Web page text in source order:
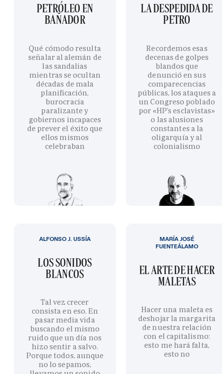
PETRÓLEO EN
BAÑADOR
Qué cómodo resulta
señalar al alemán de
las sandalias
mientras se ocultan
décadas de mala
planificación,
burocracia
paralizante y
gobiernos incapaces
de prever el éxito que
ellos mismos
celebraban
LA DESPEDIDA DE
PETRO
Recordemos esas
decenas de golpes
blandos que
denunció en sus
comparecencias
públicas, los ataques a
un Congreso poblado
por «HP’s esclavistas»
o las alusiones
constantes a la
oligarquía y al
colonialismo
LOS SONIDOS
BLANCOS
Tal vez crecer
consista en eso. En
pasar media vida
buscando el mismo
ruido que un día nos
hizo sentir a salvo.
Porque todos, aunque
no lo sepamos,
ALFONSO J. USSÍA
EL ARTE DE HACER
MALETAS
Hacer una maleta es
deshojar la margarita
de nuestra relación
con el capitalismo:
esto me hará falta,
esto no
MARÍA JOSÉ
FUENTEÁLAMO